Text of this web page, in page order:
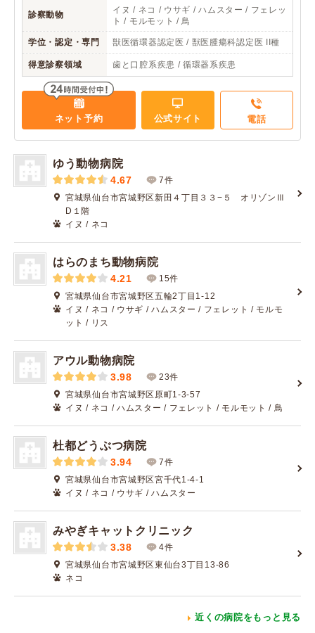
診察動物
イヌ / ネコ / ウサギ / ハムスター / フェレッ
ト / モルモット / 鳥
学位・認定・専門 獣医循環器認定医 / 獣医腫瘍科認定医 II種
得意診察領域 歯と口腔系疾患 / 循環器系疾患
ネット予約 公式サイト 電話
ゆう動物病院
4.67
7件
宮城県仙台市宮城野区新田４丁目３３−５ オリゾンⅢ
D１階
イヌ / ネコ
はらのまち動物病院
4.21
15件
宮城県仙台市宮城野区五輪2丁目1-12
イヌ / ネコ / ウサギ / ハムスター / フェレット / モルモ
ット / リス
アウル動物病院
3.98
23件
宮城県仙台市宮城野区原町1-3-57
イヌ / ネコ / ハムスター / フェレット / モルモット / 鳥
杜都どうぶつ病院
3.94
7件
宮城県仙台市宮城野区宮千代1-4-1
イヌ / ネコ / ウサギ / ハムスター
みやぎキャットクリニック
3.38
4件
宮城県仙台市宮城野区東仙台3丁目13-86
ネコ
近くの病院をもっと見る